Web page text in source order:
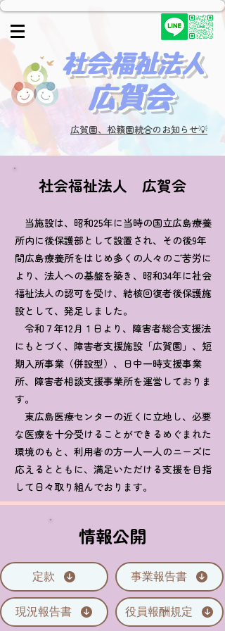
​社会福祉法人
広賀会​
広賀園、松籟園統合のお知らせ💡
社会福祉法人 広賀会
当施設は、昭和25年に当時の国立広島療養
所内に後保護部として設置され、その後9年
間広島療養所をはじめ多くの人々のご苦労に
より、法人への基盤を築き、昭和34年に社会
福祉法人の認可を受け、結核回復者後保護施
設として、発足しました。
令和７年12月１日より、障害者総合支援法
にもとづく、障害者支援施設「広賀園」、短
期入所事業（併設型）、日中一時支援事業
所、障害者相談支援事業所を運営しておりま
す。
東広島医療センターの近くに立地し、必要
な医療を十分受けることができるめぐまれた
環境のもと、利用者の方一人一人のニーズに
応えるとともに、満足いただける支援を目指
して日々取り組んでおります。
情報公開
定款
現況報告書
事業報告書
役員報酬規定